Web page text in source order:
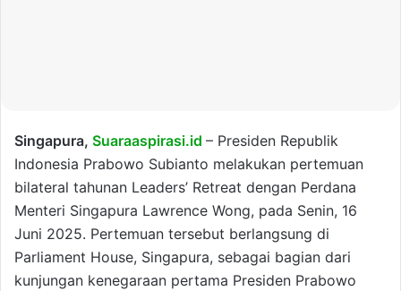
Singapura, Suaraaspirasi.id – Presiden Republik
Indonesia Prabowo Subianto melakukan pertemuan
bilateral tahunan Leaders’ Retreat dengan Perdana
Menteri Singapura Lawrence Wong, pada Senin, 16
Juni 2025. Pertemuan tersebut berlangsung di
Parliament House, Singapura, sebagai bagian dari
kunjungan kenegaraan pertama Presiden Prabowo